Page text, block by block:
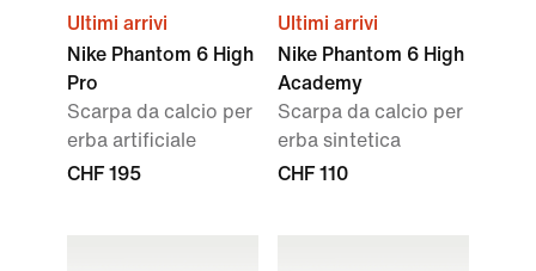
Ultimi arrivi
Nike Phantom 6 High
Pro
Scarpa da calcio per
erba artificiale
CHF 195
Ultimi arrivi
Nike Phantom 6 High
Academy
Scarpa da calcio per
erba sintetica
CHF 110